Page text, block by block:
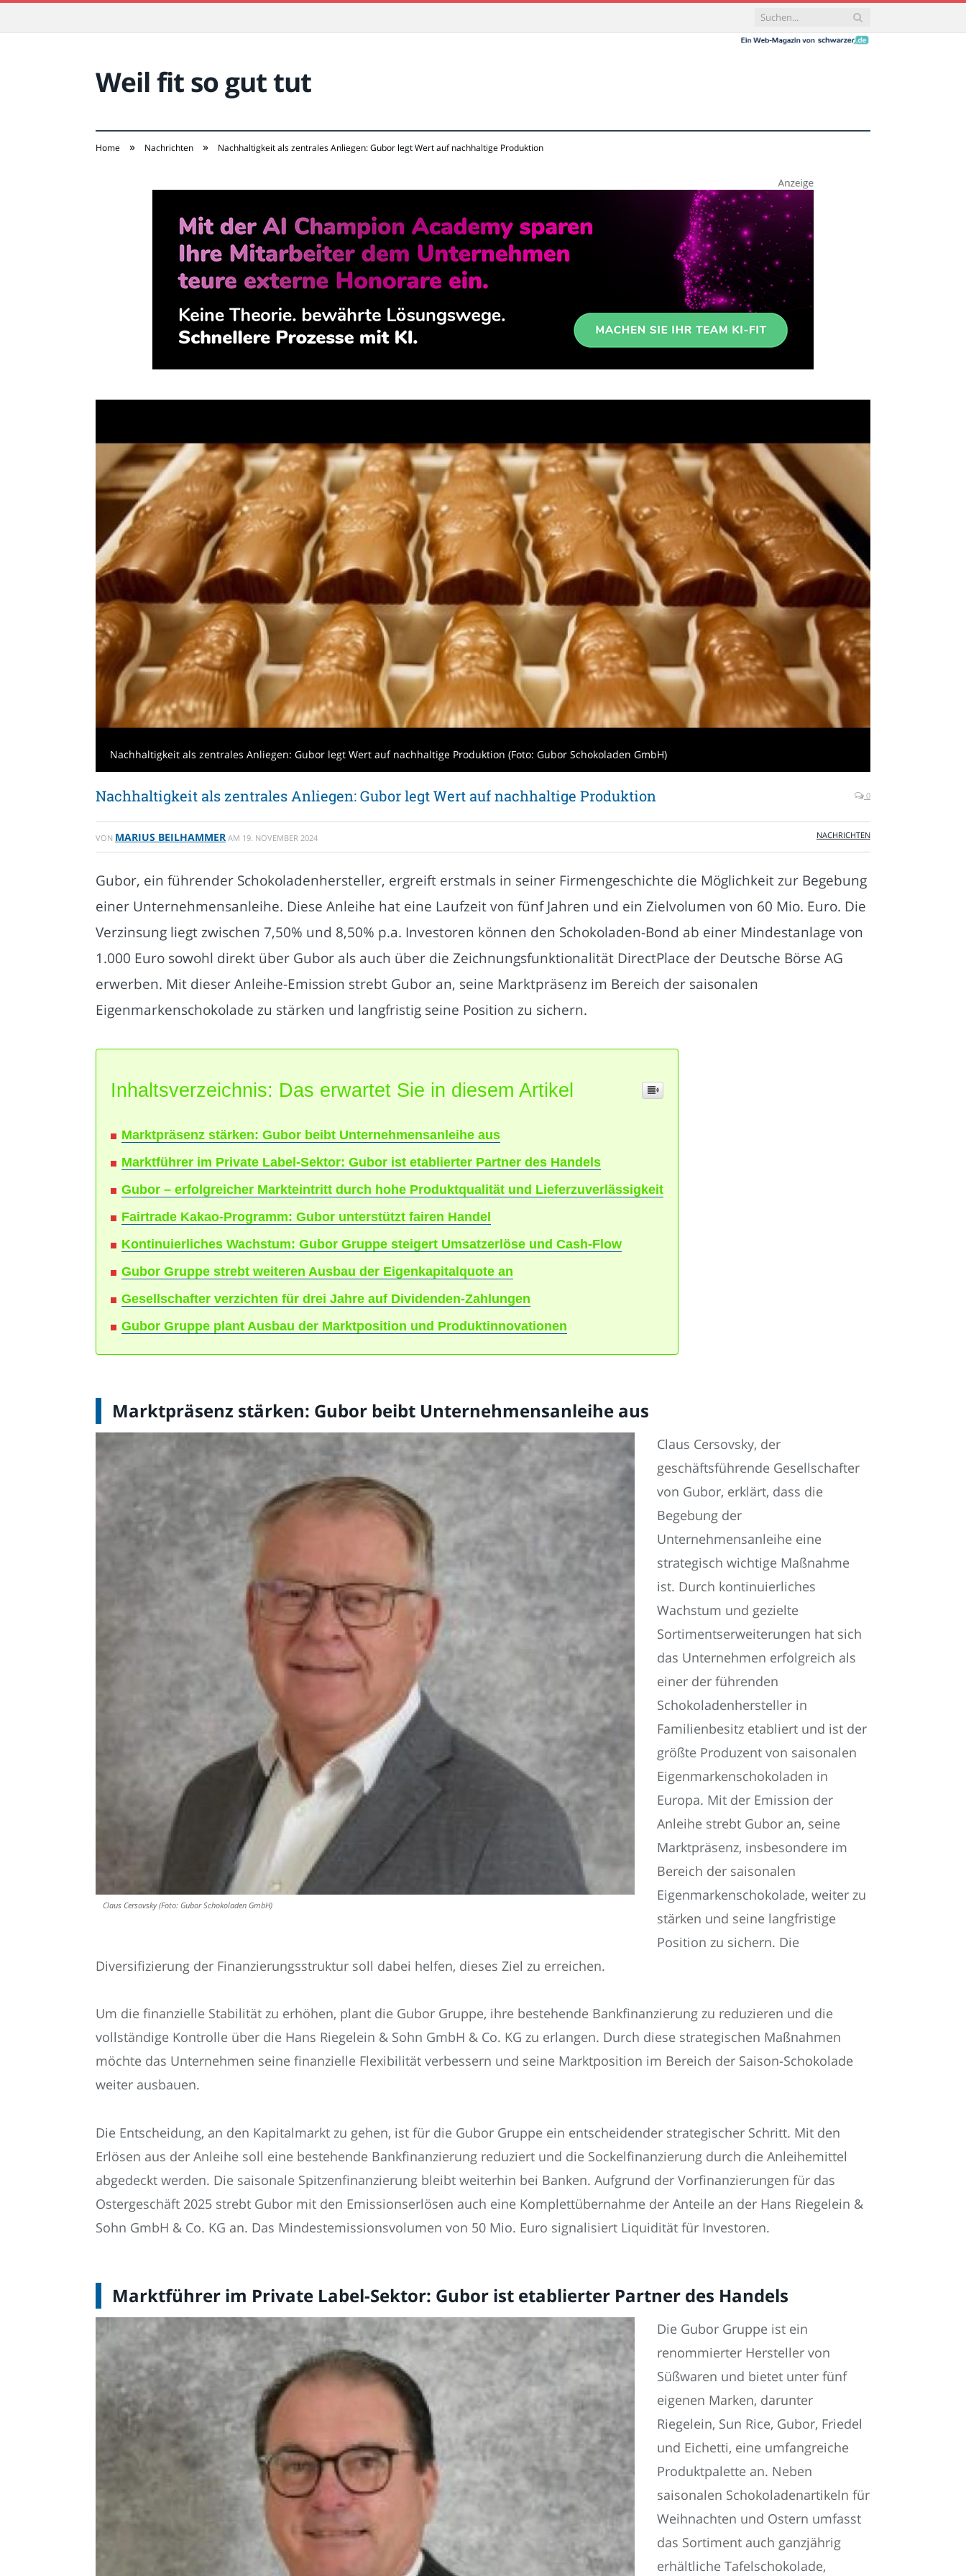
Weil fit so gut tut
Home » Nachrichten » Nachhaltigkeit als zentrales Anliegen: Gubor legt Wert auf nachhaltige Produktion
Nachhaltigkeit als zentrales Anliegen: Gubor legt Wert auf nachhaltige Produktion (Foto: Gubor Schokoladen GmbH)
Nachhaltigkeit als zentrales Anliegen: Gubor legt Wert auf nachhaltige Produktion 0
VON MARIUS BEILHAMMER AM 19. NOVEMBER 2024 NACHRICHTEN
Gubor, ein führender Schokoladenhersteller, ergreift erstmals in seiner Firmengeschichte die Möglichkeit zur Begebung
einer Unternehmensanleihe. Diese Anleihe hat eine Laufzeit von fünf Jahren und ein Zielvolumen von 60 Mio. Euro. Die
Verzinsung liegt zwischen 7,50% und 8,50% p.a. Investoren können den Schokoladen-Bond ab einer Mindestanlage von
1.000 Euro sowohl direkt über Gubor als auch über die Zeichnungsfunktionalität DirectPlace der Deutsche Börse AG
erwerben. Mit dieser Anleihe-Emission strebt Gubor an, seine Marktpräsenz im Bereich der saisonalen
Eigenmarkenschokolade zu stärken und langfristig seine Position zu sichern.
Inhaltsverzeichnis: Das erwartet Sie in diesem Artikel
Marktpräsenz stärken: Gubor beibt Unternehmensanleihe aus
Marktführer im Private Label-Sektor: Gubor ist etablierter Partner des Handels
Gubor – erfolgreicher Markteintritt durch hohe Produktqualität und Lieferzuverlässigkeit
Fairtrade Kakao-Programm: Gubor unterstützt fairen Handel
Kontinuierliches Wachstum: Gubor Gruppe steigert Umsatzerlöse und Cash-Flow
Gubor Gruppe strebt weiteren Ausbau der Eigenkapitalquote an
Gesellschafter verzichten für drei Jahre auf Dividenden-Zahlungen
Gubor Gruppe plant Ausbau der Marktposition und Produktinnovationen
Marktpräsenz stärken: Gubor beibt Unternehmensanleihe aus
Claus Cersovsky (Foto: Gubor Schokoladen GmbH)
Claus Cersovsky, der
geschäftsführende Gesellschafter
von Gubor, erklärt, dass die
Begebung der
Unternehmensanleihe eine
strategisch wichtige Maßnahme
ist. Durch kontinuierliches
Wachstum und gezielte
Sortimentserweiterungen hat sich
das Unternehmen erfolgreich als
einer der führenden
Schokoladenhersteller in
Familienbesitz etabliert und ist der
größte Produzent von saisonalen
Eigenmarkenschokoladen in
Europa. Mit der Emission der
Anleihe strebt Gubor an, seine
Marktpräsenz, insbesondere im
Bereich der saisonalen
Eigenmarkenschokolade, weiter zu
stärken und seine langfristige
Position zu sichern. Die
Diversifizierung der Finanzierungsstruktur soll dabei helfen, dieses Ziel zu erreichen.
Um die finanzielle Stabilität zu erhöhen, plant die Gubor Gruppe, ihre bestehende Bankfinanzierung zu reduzieren und die
vollständige Kontrolle über die Hans Riegelein & Sohn GmbH & Co. KG zu erlangen. Durch diese strategischen Maßnahmen
möchte das Unternehmen seine finanzielle Flexibilität verbessern und seine Marktposition im Bereich der Saison-Schokolade
weiter ausbauen.
Die Entscheidung, an den Kapitalmarkt zu gehen, ist für die Gubor Gruppe ein entscheidender strategischer Schritt. Mit den
Erlösen aus der Anleihe soll eine bestehende Bankfinanzierung reduziert und die Sockelfinanzierung durch die Anleihemittel
abgedeckt werden. Die saisonale Spitzenfinanzierung bleibt weiterhin bei Banken. Aufgrund der Vorfinanzierungen für das
Ostergeschäft 2025 strebt Gubor mit den Emissionserlösen auch eine Komplettübernahme der Anteile an der Hans Riegelein &
Sohn GmbH & Co. KG an. Das Mindestemissionsvolumen von 50 Mio. Euro signalisiert Liquidität für Investoren.
Marktführer im Private Label-Sektor: Gubor ist etablierter Partner des Handels
Die Gubor Gruppe ist ein
renommierter Hersteller von
Süßwaren und bietet unter fünf
eigenen Marken, darunter
Riegelein, Sun Rice, Gubor, Friedel
und Eichetti, eine umfangreiche
Produktpalette an. Neben
saisonalen Schokoladenartikeln für
Weihnachten und Ostern umfasst
das Sortiment auch ganzjährig
erhältliche Tafelschokolade,